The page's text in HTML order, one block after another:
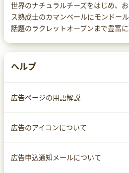
世界のナチュラルチーズをはじめ、
ス熟成士のカマンベールにモンドー
話題のラクレットオーブンまで豊富に
ヘルプ
広告ページの用語解説
広告のアイコンについて
広告申込通知メールについて